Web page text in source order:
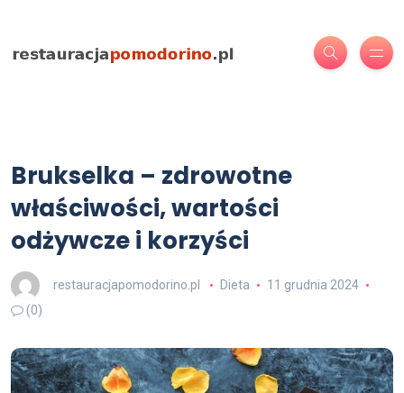
Brukselka – zdrowotne
właściwości, wartości
odżywcze i korzyści
restauracjapomodorino.pl Dieta
11 grudnia 2024
(0)